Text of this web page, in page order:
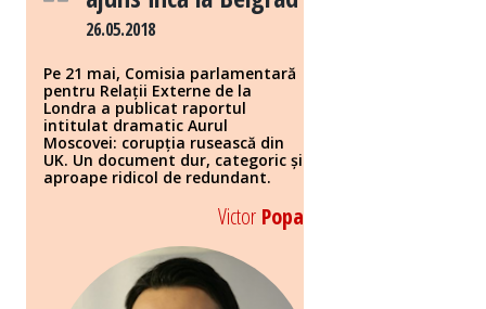
26.05.2018
Pe 21 mai, Comisia parlamentară
pentru Relații Externe de la
Londra a publicat raportul
intitulat dramatic Aurul
Moscovei: corupția rusească din
UK. Un document dur, categoric și
aproape ridicol de redundant.
Victor Popa